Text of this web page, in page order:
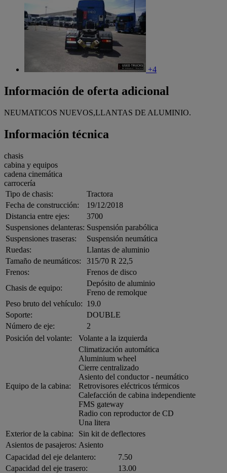
+4
Información de oferta adicional
NEUMATICOS NUEVOS,LLANTAS DE ALUMINIO.
Información técnica
chasis
cabina y equipos
cadena cinemática
carrocería
Tipo de chasis:
Tractora
Fecha de construcción:
19/12/2018
Distancia entre ejes:
3700
Suspensiones delanteras: Suspensión parabólica
Suspensiones traseras:
Suspensión neumática
Ruedas:
Llantas de aluminio
Tamaño de neumáticos:
315/70 R 22,5
Frenos:
Frenos de disco
Chasis de equipo:
Depósito de aluminio
Freno de remolque
Peso bruto del vehículo: 19.0
Soporte:
DOUBLE
Número de eje:
2
Posición del volante:
Volante a la izquierda
Equipo de la cabina:
Climatización automática
Aluminium wheel
Cierre centralizado
Asiento del conductor - neumático
Retrovisores eléctricos térmicos
Calefacción de cabina independiente
FMS gateway
Radio con reproductor de CD
Una litera
Exterior de la cabina:
Sin kit de deflectores
Asientos de pasajeros: Asiento
Capacidad del eje delantero:
7.50
Capacidad del eje trasero:
13.00